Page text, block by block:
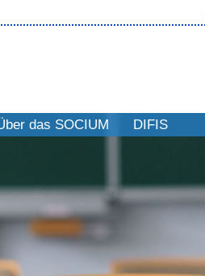
das SOCIUM DIFIS